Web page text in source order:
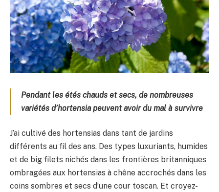
Pendant les étés chauds et secs, de nombreuses
variétés d’hortensia peuvent avoir du mal à survivre
J’ai cultivé des hortensias dans tant de jardins
différents au fil des ans. Des types luxuriants, humides
et de big filets nichés dans les frontières britanniques
ombragées aux hortensias à chêne accrochés dans les
coins sombres et secs d’une cour toscan. Et croyez-